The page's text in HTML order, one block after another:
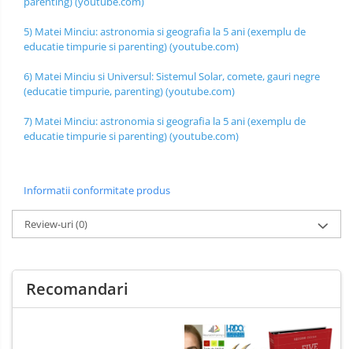
5) Matei Minciu: astronomia si geografia la 5 ani (exemplu de
educatie timpurie si parenting) (youtube.com)
6) Matei Minciu si Universul: Sistemul Solar, comete, gauri negre
(educatie timpurie, parenting) (youtube.com)
7) Matei Minciu: astronomia si geografia la 5 ani (exemplu de
educatie timpurie si parenting) (youtube.com)
Informatii conformitate produs
Review-uri(0)
Recomandari